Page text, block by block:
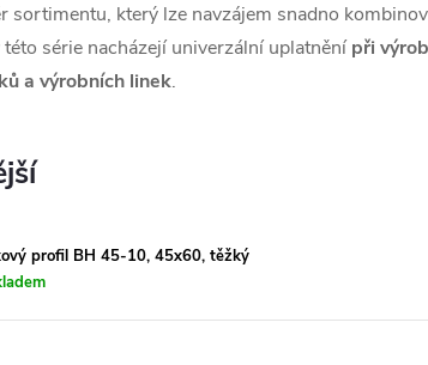
sortimentu, který lze navzájem snadno
série nacházejí univerzální uplatnění při
a výrobních linek.
profil BH 45-10, 45x60, těžký